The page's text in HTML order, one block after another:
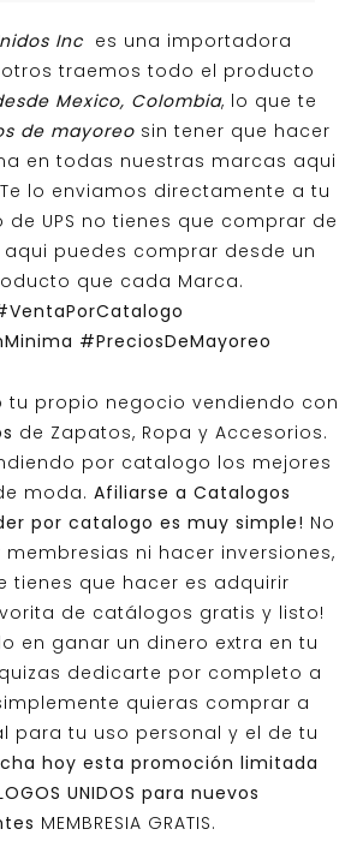
Inc es una importadora
traemos todo el producto
Mexico, Colombia, lo que te
de mayoreosin tener que hacer
en todas nuestras marcas aqui
lo enviamos directamente a tu
UPS no tienes que comprar de
puedes comprar desde un
que cada Marca.
#PreciosDeMayoreo
tu propio negocio vendiendo con
de Zapatos, Ropa y Accesorios.
por catalogo los mejores
moda. Afiliarse a Catalogos
por catalogo es muy simple! No
ni hacer inversiones,
tienes que hacer es adquirir
de catálogos gratis y listo!
en ganar un dinero extra en tu
dedicarte por completo a
quieras comprar a
para tu uso personal y el de tu
hoy esta promoción limitada
UNIDOS para nuevos
MEMBRESIA GRATIS.